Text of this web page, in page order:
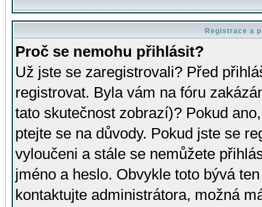
Registrace a
Proč se nemohu přihlásit?
Už jste se zaregistrovali? Před
registrovat. Byla vám na fóru
tato skutečnost zobrazí)? Pokud
ptejte se na důvody. Pokud jste se
vyloučeni a stále se nemůžete
jméno a heslo. Obvykle toto bývá
kontaktujte administrátora, možná